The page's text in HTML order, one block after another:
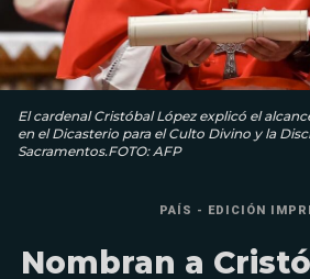
El cardenal Cristóbal López explicó el
en el Dicasterio para el Culto Divino y la
Sacramentos.FOTO: AFP
PAÍS - EDICIÓN
Nombran a